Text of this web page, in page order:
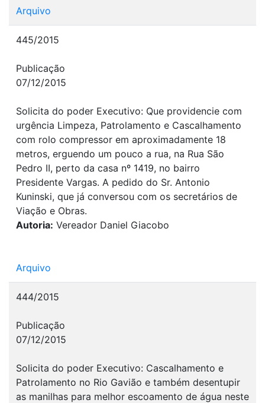
Arquivo
445/2015
Publicação
07/12/2015
Solicita do poder Executivo: Que providencie com
urgência Limpeza, Patrolamento e Cascalhamento
com rolo compressor em aproximadamente 18
metros, erguendo um pouco a rua, na Rua São
Pedro II, perto da casa nº 1419, no bairro
Presidente Vargas. A pedido do Sr. Antonio
Kuninski, que já conversou com os secretários de
Viação e Obras.
Autoria: Vereador Daniel Giacobo
Arquivo
444/2015
Publicação
07/12/2015
Solicita do poder Executivo: Cascalhamento e
Patrolamento no Rio Gavião e também desentupir
as manilhas para melhor escoamento de água neste